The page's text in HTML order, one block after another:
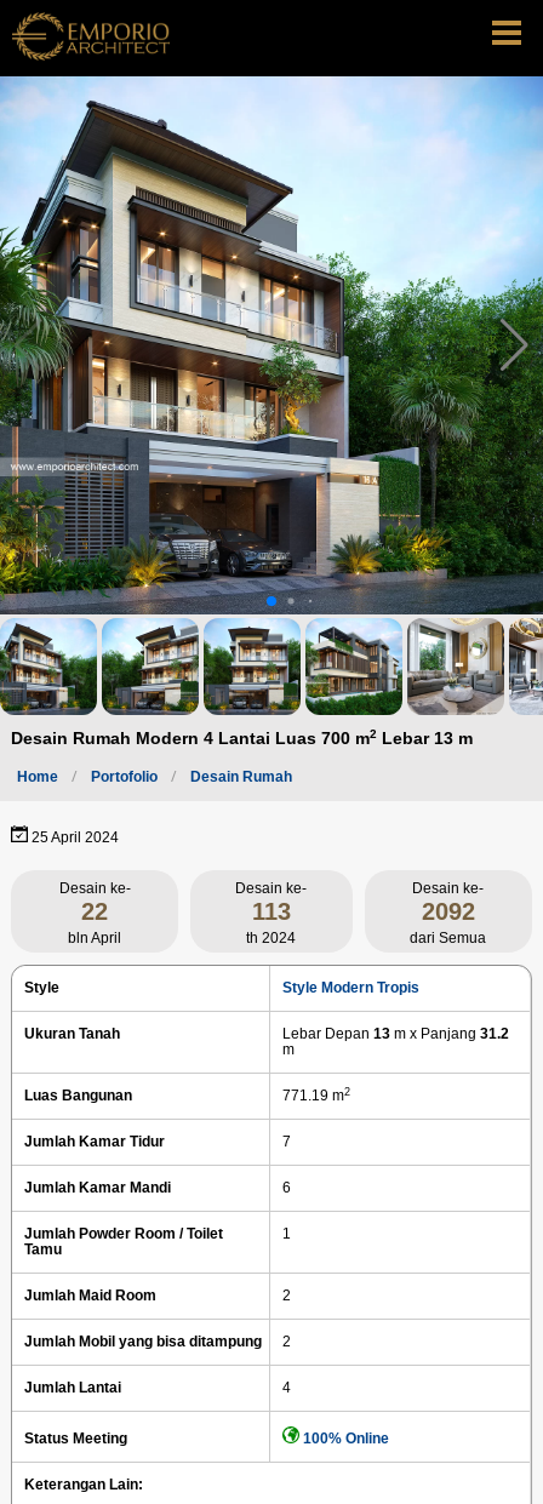
Desain Rumah Modern 4 Lantai Luas 700 m2 Lebar 13 m
Home Portofolio Desain Rumah
25 April 2024
Desain ke-
22
bln April
Desain ke-
113
th 2024
Desain ke-
2092
dari Semua
Style Style Modern Tropis
Ukuran Tanah Lebar Depan13 m x Panjang31.2
m
Luas Bangunan 771.19 m2
Jumlah Kamar Tidur 7
Jumlah Kamar Mandi 6
Jumlah Powder Room / Toilet
Tamu
1
Jumlah Maid Room 2
Jumlah Mobil yang bisa ditampung 2
Jumlah Lantai 4
Status Meeting 100% Online
Keterangan Lain: